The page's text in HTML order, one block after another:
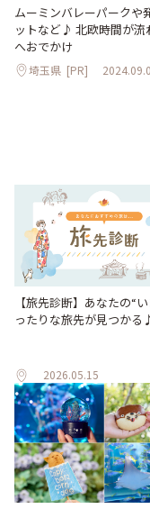
ムーミンバレーパークや
ットなど♪ 北欧時間が流
へおでかけ
埼玉県 [PR]
【旅先診断】あなたの“
ったりな旅先が見つかる
2026.05.15